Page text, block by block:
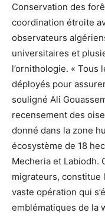
Conservation des
coordination étroite
observateurs
universitaires et
l’ornithologie. « Tous
déployés pour
souligné Ali
recensement des
donné dans la zone
écosystème de 18
Mecheria et Labiodh.
migrateurs, constitue
vaste opération qui
emblématiques de la